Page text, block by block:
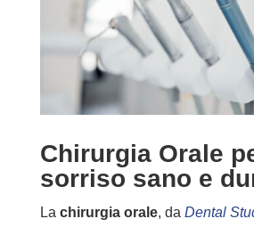
Chirurgia Orale
sorriso sano e
La chirurgia orale, da Dental